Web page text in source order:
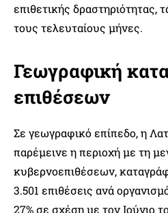
επιθετικής δραστηριότητας,
τους τελευταίους μήνες.
Γεωγραφική
επιθέσεων
Σε γεωγραφικό επίπεδο, η
παρέμεινε η περιοχή με τη
κυβερνοεπιθέσεων,
3.501 επιθέσεις ανά
27% σε σχέση με τον Ιούνιο